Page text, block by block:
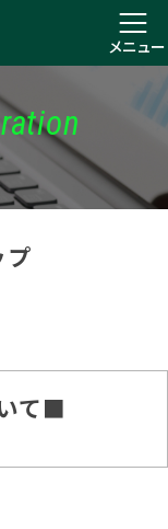
メニュー
プ
て■